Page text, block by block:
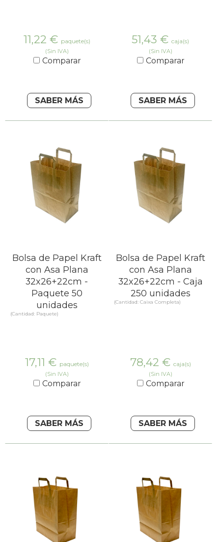
11,22 € paquete(s)
(Sin IVA)
Comparar
SABER MÁS
51,43 € caja(s)
(Sin IVA)
Comparar
SABER MÁS
Bolsa de Papel Kraft
con Asa Plana
32x26+22cm -
Paquete 50
unidades
(Cantidad: Paquete)
17,11 € paquete(s)
(Sin IVA)
Comparar
SABER MÁS
Bolsa de Papel Kraft
con Asa Plana
32x26+22cm - Caja
250 unidades
(Cantidad: Caixa Completa)
78,42 € caja(s)
(Sin IVA)
Comparar
SABER MÁS